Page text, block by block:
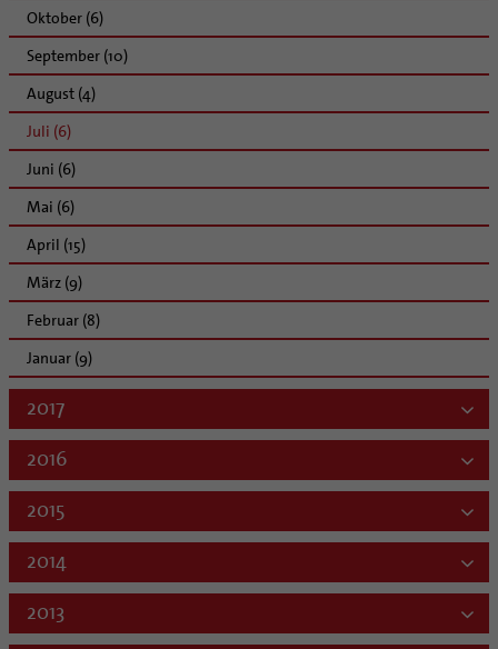
Oktober (6)
September (10)
August (4)
Juli (6)
Juni (6)
Mai (6)
April (15)
März (9)
Februar (8)
Januar (9)
2017
2016
2015
2014
2013